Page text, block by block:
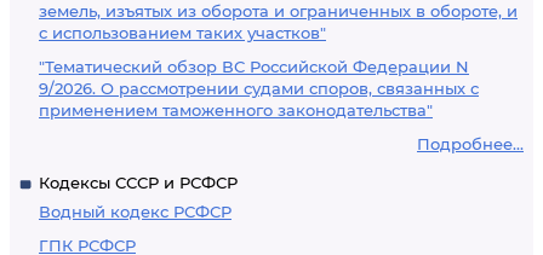
земель, изъятых из оборота и ограниченных в обороте, и
с использованием таких участков"
"Тематический обзор ВС Российской Федерации N
9/2026. О рассмотрении судами споров, связанных с
применением таможенного законодательства"
Подробнее...
Кодексы СССР и РСФСР
Водный кодекс РСФСР
ГПК РСФСР